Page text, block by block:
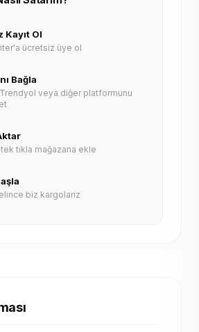
Kayıt Ol
ücretsiz üye ol
Bağla
veya diğer platformunu
tıkla mağazana ekle
biz kargolarız